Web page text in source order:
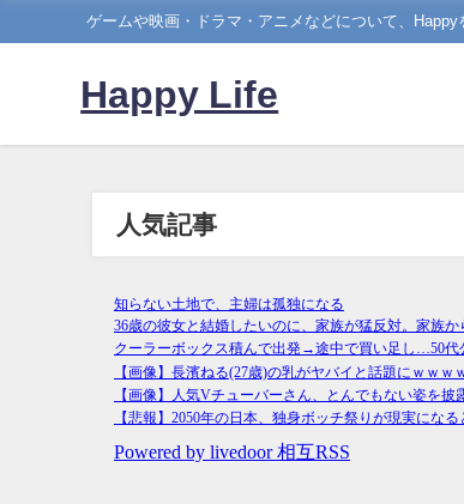
ゲームや映画・ドラマ・アニメなどについて、Happy
Happy Life
人気記事